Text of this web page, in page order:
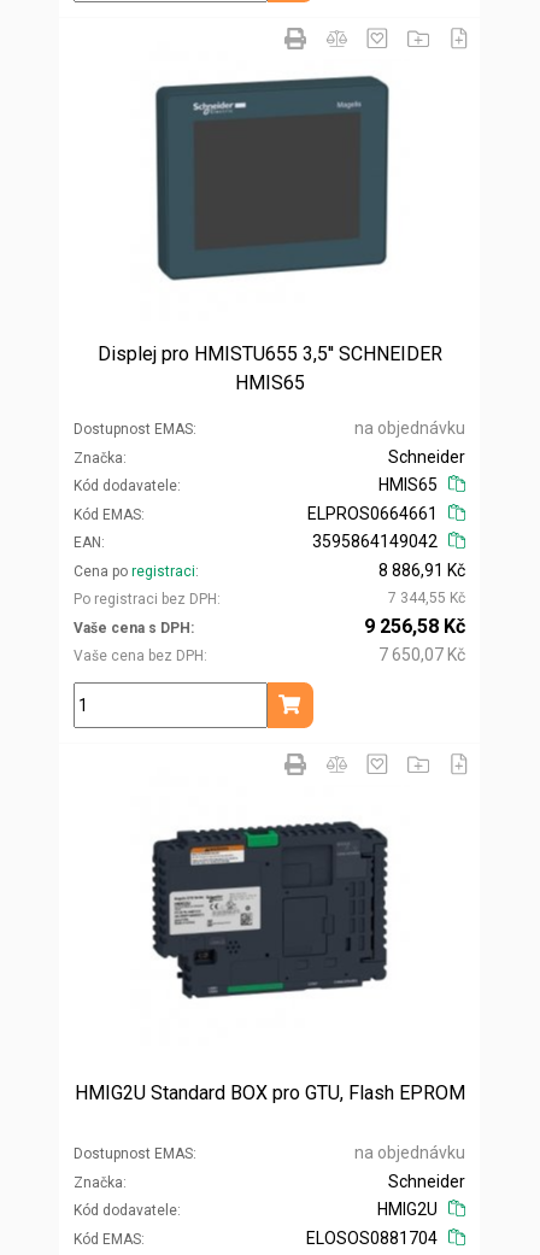
Displej pro HMISTU655 3,5'' SCHNEIDER
HMIS65
Dostupnost EMAS na objednávku
Značka
Kód dodavatele
Schneider
HMIS65
Kód EMAS
EAN
ELPROS0664661
3595864149042
Cena po registraci
Po registraci bez DPH
8 886,91 Kč
7 344,55 Kč
Vaše cena s DPH
Vaše cena bez DPH
9 256,58 Kč
7 650,07 Kč
ks
Přidat do košíku
HMIG2U Standard BOX pro GTU, Flash EPROM
Dostupnost EMAS na objednávku
Značka
Kód dodavatele
Schneider
HMIG2U
Kód EMAS
ELOSOS0881704